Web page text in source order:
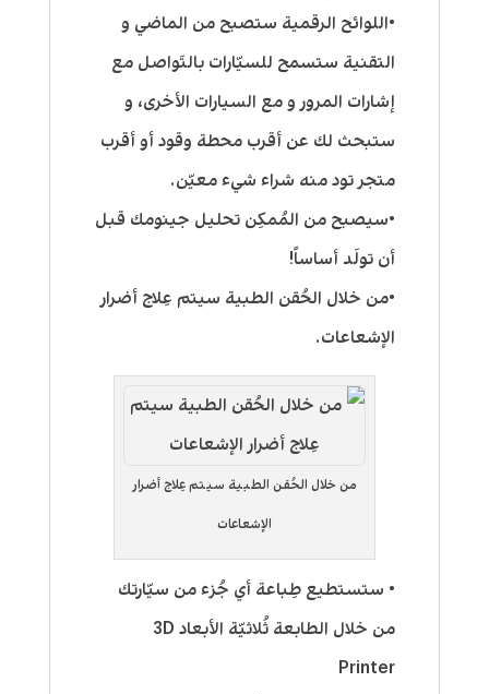
•اللوائح الرقمية ستصبح من الماضي و
التقنية ستسمح للسيّارات بالتَواصل مع
إشارات المرور و مع السيارات الأخرى، و
ستبحث لك عن أقرب محطة وقود أو أقرب
متجر تود منه شراء شيء معيّن.
•سيصبح من المُمكِن تحليل جينومك قبل
أن تولَد أساساً!
•من خلال الحُقن الطبية سيتم عِلاج أضرار
الإشعاعات.
من خلال الحُقن الطبية سيتم عِلاج أضرار
الإشعاعات
• ستستطيع طِباعة أي جُزء من سيّارتك
من خلال الطابعة ثُلاثيّة الأبعاد 3D
Printer